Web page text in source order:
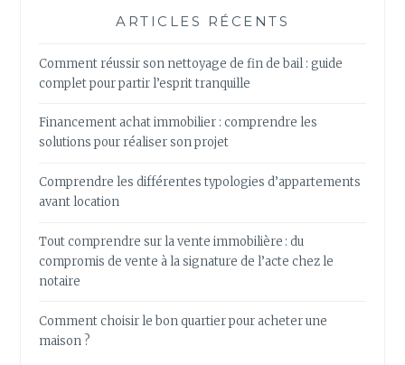
ARTICLES RÉCENTS
Comment réussir son nettoyage de fin de bail : guide
complet pour partir l’esprit tranquille
Financement achat immobilier : comprendre les
solutions pour réaliser son projet
Comprendre les différentes typologies d’appartements
avant location
Tout comprendre sur la vente immobilière : du
compromis de vente à la signature de l’acte chez le
notaire
Comment choisir le bon quartier pour acheter une
maison ?